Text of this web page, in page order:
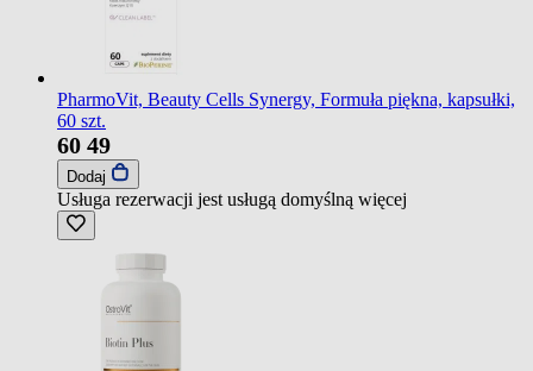
PharmoVit, Beauty Cells Synergy, Formuła piękna, kapsułki,
60 szt.
60 49
Dodaj
Usługa rezerwacji jest usługą domyślną więcej